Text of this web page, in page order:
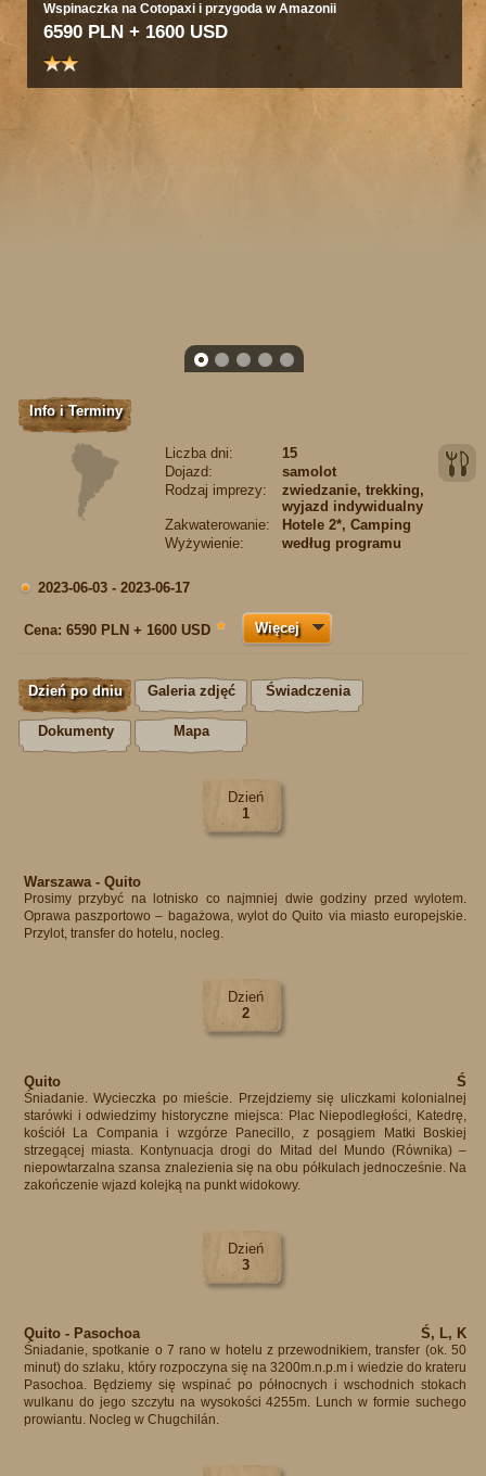
1 2 3 4 5
Wspinaczka na Cotopaxi i przygoda w Amazonii
6590 PLN + 1600 USD
Info i Terminy
Liczba dni:
15
Dojazd:
samolot
Rodzaj imprezy:
zwiedzanie, trekking,
wyjazd indywidualny
Zakwaterowanie:
Hotele 2*, Camping
Wyżywienie:
według programu
2023-06-03 - 2023-06-17
Cena: 6590 PLN + 1600 USD ★ Więcej
Dzień po dniu Galeria zdjęć Świadczenia
Dokumenty Mapa
Dzień
1
Warszawa - Quito
Prosimy przybyć na lotnisko co najmniej dwie godziny przed wylotem.
Oprawa paszportowo – bagażowa, wylot do Quito via miasto europejskie.
Przylot, transfer do hotelu, nocleg.
Dzień
2
Quito Ś
Śniadanie. Wycieczka po mieście. Przejdziemy się uliczkami kolonialnej
starówki i odwiedzimy historyczne miejsca: Plac Niepodległości, Katedrę,
kościół La Compania i wzgórze Panecillo, z posągiem Matki Boskiej
strzegącej miasta. Kontynuacja drogi do Mitad del Mundo (Równika) –
niepowtarzalna szansa znalezienia się na obu półkulach jednocześnie. Na
zakończenie wjazd kolejką na punkt widokowy.
Dzień
3
Quito - Pasochoa Ś, L, K
Śniadanie, spotkanie o 7 rano w hotelu z przewodnikiem, transfer (ok. 50
minut) do szlaku, który rozpoczyna się na 3200m.n.p.m i wiedzie do krateru
Pasochoa. Będziemy się wspinać po północnych i wschodnich stokach
wulkanu do jego szczytu na wysokości 4255m. Lunch w formie suchego
prowiantu. Nocleg w Chugchilán.